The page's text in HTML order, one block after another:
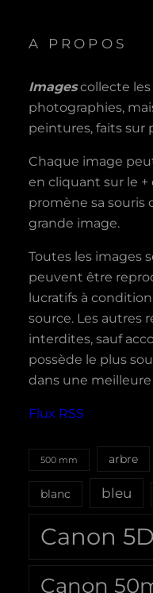
A PROPOS
Imagescollecte les
photographies,
peintures, faits sur
Chaque image
en cliquant sur le
promène sa souris
grande image.
Toutes les images
peuvent être
lucratifs à
source. Les autres
interdites, sauf
possède le plus
dans une
Flux RSS
500 mm arbre
blanc bleu
Canon
Canon